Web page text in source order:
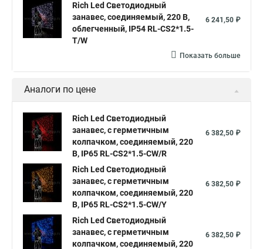
Светодиодная гирлянда занавес белая
Купить гирлянда светодиодная занавес
Светодиодные дожди и занавесы
Светодиодный занавес дождь
Светодиодные дожди занавесы купить
Светодиодный занавес уличный
Занавес светодиодный уличный
Светодиодные занавесы купить Занавес светодиодный led
Гирлянда занавес штора светодиодная
Светодиодная занавес дождь
Rich Led Светодиодный
занавес, соединяемый, 220 В,
облегченный, IP54 RL-CS2*1.5-
T/W
6 241,50 ₽
Показать больше
Аналоги по цене
Rich Led Светодиодный
занавес, с герметичным
колпачком, соединяемый, 220
В, IP65 RL-CS2*1.5-CW/R
6 382,50 ₽
Rich Led Светодиодный
занавес, с герметичным
колпачком, соединяемый, 220
В, IP65 RL-CS2*1.5-CW/Y
6 382,50 ₽
Rich Led Светодиодный
занавес, с герметичным
колпачком, соединяемый, 220
6 382,50 ₽